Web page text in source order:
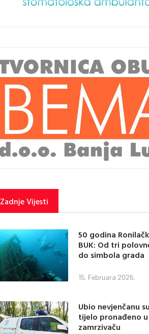
Zadnje Vijesti
50 godina
BUK: Od tri
do simbola grada
15. Februara 2026.
Ubio nevjenčanu
tijelo pronađeno u
zamrzivaču